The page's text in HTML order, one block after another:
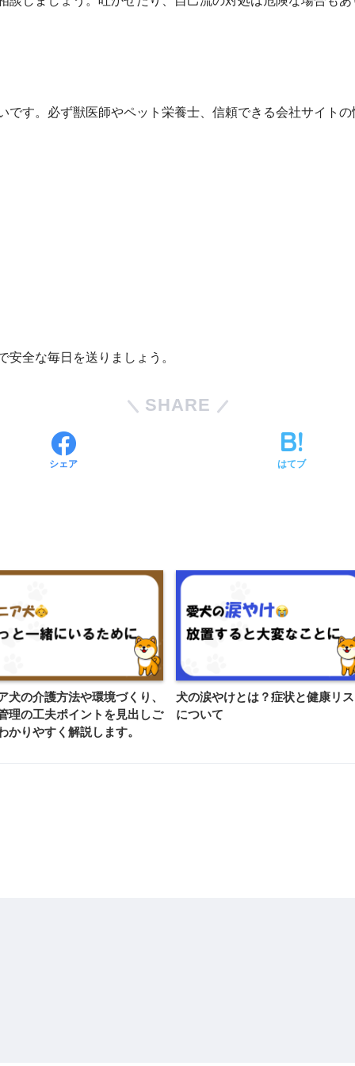
す。必ず獣医師やペット栄養士、信頼できる会社サイト
全な毎日を送りましょう。
SHARE
シェア はてブ
犬の介護方法や環境づくり、
理の工夫ポイントを見出しご
かりやすく解説します。
犬の涙やけとは？症状と健康リ
について